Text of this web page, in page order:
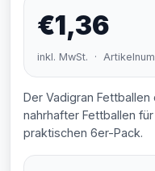
€1,36
inkl. MwSt. ·
Der Vadigran
nahrhafter Fettballen
praktischen 6er-Pack.